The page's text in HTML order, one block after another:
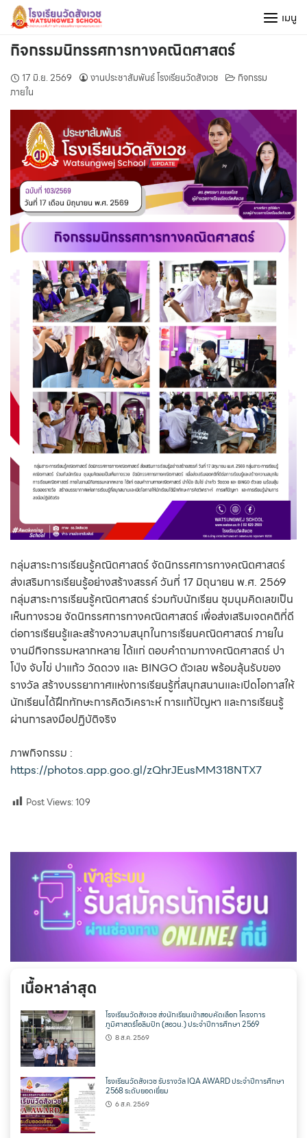
Skip
content
เมนู
กิจกรรมนิทรรศการทางคณิตศาสตร์
17 มิ.ย. 2569 งานประชาสัมพันธ์ โรงเรียนวัดสังเวช
กิจกรรม
ภายใน
กลุ่มสาระการเรียนรู้คณิตศาสตร์ จัดนิทรรศการทางคณิตศาสตร์
ส่งเสริมการเรียนรู้อย่างสร้างสรรค์ วันที่ 17 มิถุนายน พ.ศ. 2569
กลุ่มสาระการเรียนรู้คณิตศาสตร์ ร่วมกับนักเรียน ชุมนุมคิดเลขเป็น
เห็นทางรวย จัดนิทรรศการทางคณิตศาสตร์ เพื่อส่งเสริมเจตคติที่ดี
ต่อการเรียนรู้และสร้างความสนุกในการเรียนคณิตศาสตร์ ภายใน
งานมีกิจกรรมหลากหลาย ได้แก่ ตอบคำถามทางคณิตศาสตร์ ปา
โป่ง จับไข่ ปาแก้ว วัดดวง และ BINGO ตัวเลข พร้อมลุ้นรับของ
รางวัล สร้างบรรยากาศแห่งการเรียนรู้ที่สนุกสนานและเปิดโอกาสให้
นักเรียนได้ฝึกทักษะการคิดวิเคราะห์ การแก้ปัญหา และการเรียนรู้
ผ่านการลงมือปฏิบัติจริง
ภาพกิจกรรม :
https://photos.app.goo.gl/zQhrJEusMM318NTX7
Post Views:109
เนื้อหาล่าสุด
โรงเรียนวัดสังเวช ส่งนักเรียนเข้าสอบคัดเลือก โครงการ
ภูมิศาสตร์โอลิมปิก (สอวน.) ประจำปีการศึกษา 2569
8 ส.ค. 2569
โรงเรียนวัดสังเวช รับรางวัล IQA AWARD ประจำปีการศึกษา
2568 ระดับยอดเยี่ยม
6 ส.ค. 2569